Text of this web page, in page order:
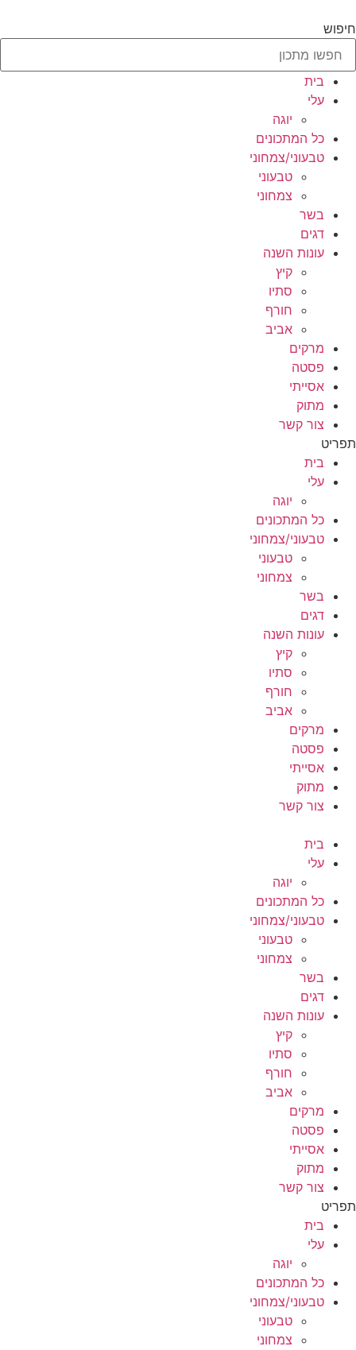
לתוכן
חיפוש
בית
עלי
יוגה
כל המתכונים
טבעוני/צמחוני
טבעוני
צמחוני
בשר
דגים
עונות השנה
קיץ
סתיו
חורף
אביב
מרקים
פסטה
אסייתי
מתוק
צור קשר
תפריט
בית
עלי
יוגה
כל המתכונים
טבעוני/צמחוני
טבעוני
צמחוני
בשר
דגים
עונות השנה
קיץ
סתיו
חורף
אביב
מרקים
פסטה
אסייתי
מתוק
צור קשר
בית
עלי
יוגה
כל המתכונים
טבעוני/צמחוני
טבעוני
צמחוני
בשר
דגים
עונות השנה
קיץ
סתיו
חורף
אביב
מרקים
פסטה
אסייתי
מתוק
צור קשר
תפריט
בית
עלי
יוגה
כל המתכונים
טבעוני/צמחוני
טבעוני
צמחוני